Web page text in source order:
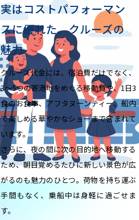
実はコストパフォーマン
スに優れた、クルーズの
魅力
クルーズ代金には、宿泊費だけでなく、
3〜5つの寄港地をめぐる移動費や、1日3
食のお食事、アフタヌーンティー、船内
で楽しめる華やかなショーまで含まれて
います。
さらに、夜の間に次の目的地へ移動する
ため、朝目覚めるたびに新しい景色が広
がるのも魅力のひとつ。荷物を持ち運ぶ
手間もなく、乗船中は身軽に過ごせま
す。